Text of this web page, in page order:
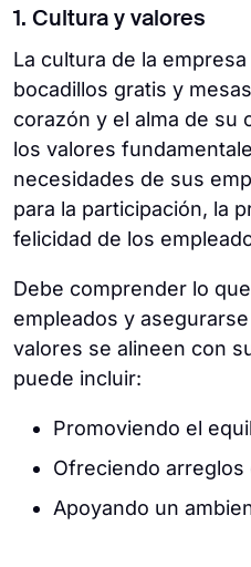
1. Cultura y valores
La cultura de la
bocadillos gratis y
corazón y el alma de su
los valores
necesidades de sus
para la participación, la
felicidad de los
Debe comprender lo
empleados y
valores se alineen con
puede incluir:
Promoviendo el
Ofreciendo
Apoyando un